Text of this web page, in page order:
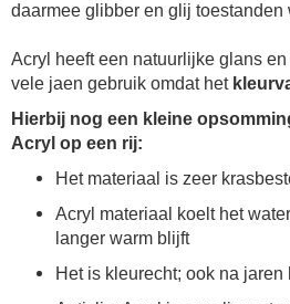
daarmee glibber en glij toestanden
Acryl heeft een natuurlijke glans en
vele jaen gebruik omdat het
Hierbij nog een kleine
Acryl op een rij:
Het materiaal is zeer
Acryl materiaal koelt het
langer warm blijft
Het is kleurecht; ook na jaren